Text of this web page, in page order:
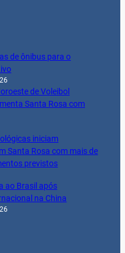
de ônibus para o
de Voleibol
Santa Rosa com
iniciam
Santa Rosa com mais de
previstos
ao Brasil após
na China